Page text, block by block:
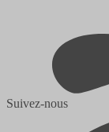
Suivez-nous